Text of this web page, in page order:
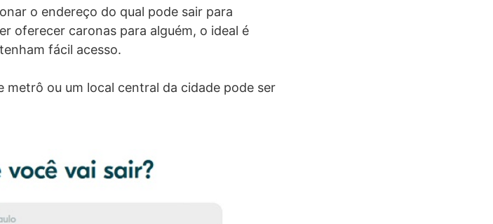
o endereço do qual pode sair para
oferecer caronas para alguém, o ideal é
fácil acesso.
metrô ou um local central da cidade pode ser